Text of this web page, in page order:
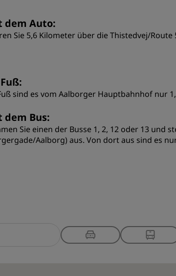
dem Auto:
Sie 5,6 Kilometer über die Thistedvej/
sind es vom Aalborger Hauptbahnhof nur
dem Bus:
Sie einen der Busse 1, 2, 12 oder 13 und
Aalborg) aus. Von dort aus sind es